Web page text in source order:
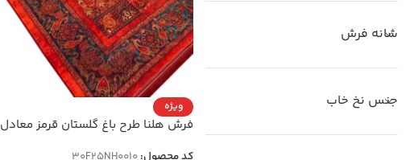
شانه فرش
جنس نخ خاب ویژه
فرش هلنا طرح باغ گلستان قرمز معادل